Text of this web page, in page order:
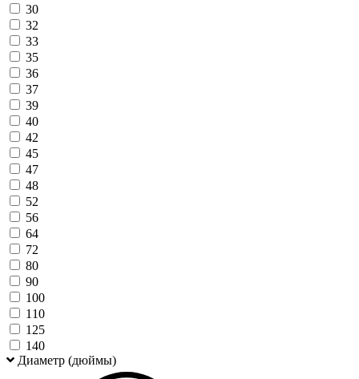
30
32
33
35
36
37
39
40
42
45
47
48
52
56
64
72
80
90
100
110
125
140
Диаметр (дюймы)